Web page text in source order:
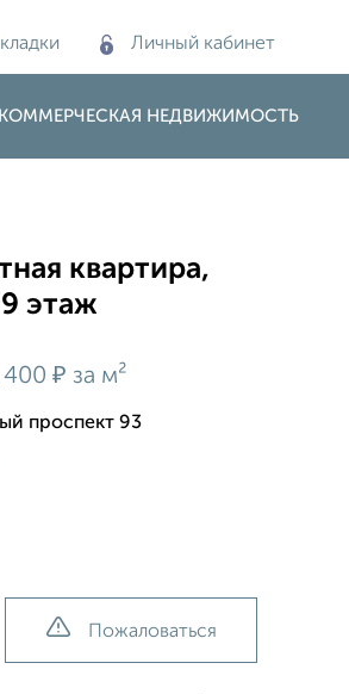
Личный кабинет
КОММЕРЧЕСКАЯ НЕДВИЖИМОСТЬ
квартира,
этаж
400₽ за м²
проспект 93
Пожаловаться